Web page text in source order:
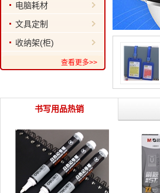
电脑耗材
文具定制
收纳架(柜)
查看更多>>
书写用品热销